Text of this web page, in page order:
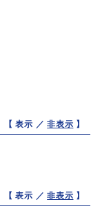
【 表示 ／非表示 】
【 表示 ／非表示 】